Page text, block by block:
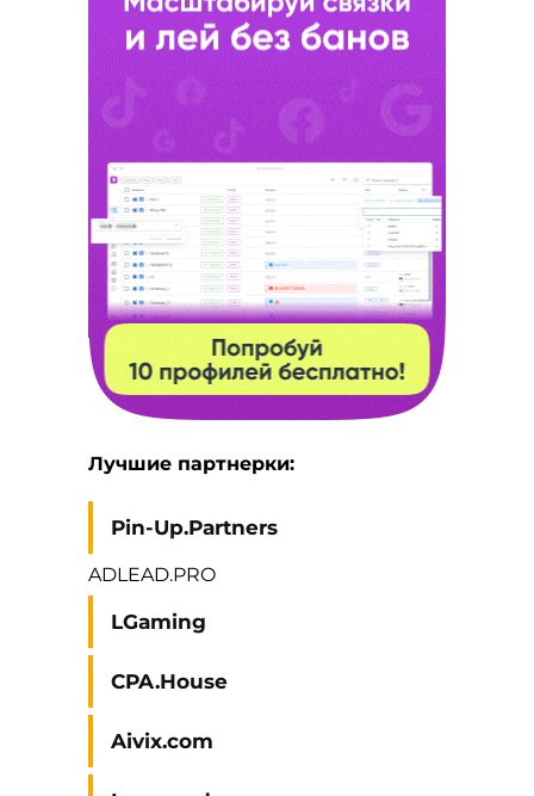
Лучшие партнерки:
Pin-Up.Partners
ADLEAD.PRO
LGaming
CPA.House
Aivix.com